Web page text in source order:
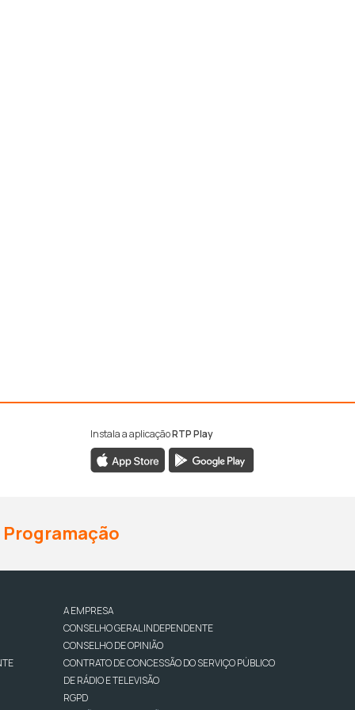
Instala a aplicaçãoRTP Play
Programação
A EMPRESA
CONSELHO GERAL INDEPENDENTE
CONSELHO DE OPINIÃO
CONTRATO DE CONCESSÃO DO SERVIÇO PÚBLICO
DE RÁDIO E TELEVISÃO
RGPD